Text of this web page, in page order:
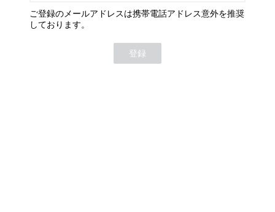
ご登録のメールアドレスは携帯電話アドレス意外を推奨
しております。
登録